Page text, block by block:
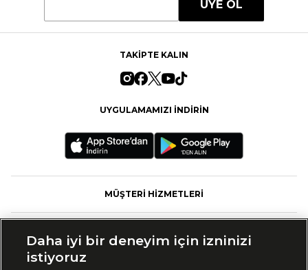
ÜYE OL
TAKİPTE KALIN
UYGULAMAMIZI İNDİRİN
MÜŞTERİ HİZMETLERİ
Daha iyi bir deneyim için izninizi
istiyoruz